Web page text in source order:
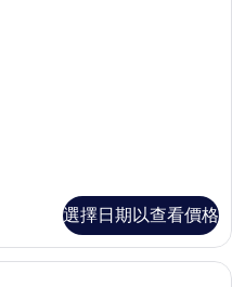
選擇日期以查看價格